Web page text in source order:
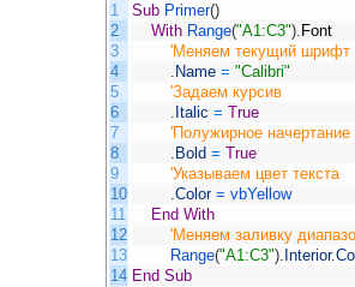
1
2
3
4
5
6
7
8
9
10
11
12
13
14
Sub Primer()
With Range("A1:C3"). Font
'Меняем текущий шрифт
. Name = "Calibri"
'Задаем курсив
. Italic = True
'Полужирное начертание
. Bold = True
'Указываем цвет текста
.Color = vbYellow
End With
'Меняем заливку
Range("A1:C3"). Interior.
End Sub